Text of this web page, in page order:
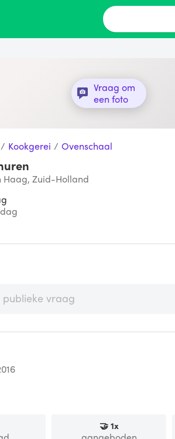
Vraag om
een foto
/ Kookgerei / Ovenschaal
Haag, Zuid-Holland
🤝1x